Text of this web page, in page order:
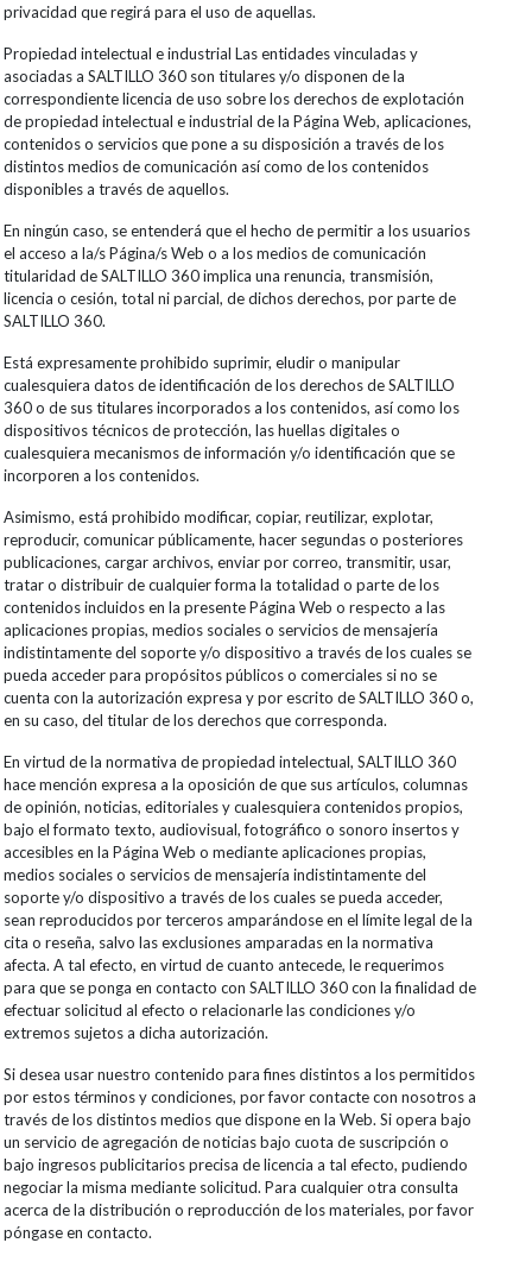
privacidad que regirá para el uso de aquellas.
Propiedad intelectual e industrial Las entidades vinculadas y
asociadas a SALTILLO 360 son titulares y/o disponen de la
correspondiente licencia de uso sobre los derechos de explotación
de propiedad intelectual e industrial de la Página Web, aplicaciones,
contenidos o servicios que pone a su disposición a través de los
distintos medios de comunicación así como de los contenidos
disponibles a través de aquellos.
En ningún caso, se entenderá que el hecho de permitir a los usuarios
el acceso a la/s Página/s Web o a los medios de comunicación
titularidad de SALTILLO 360 implica una renuncia, transmisión,
licencia o cesión, total ni parcial, de dichos derechos, por parte de
SALTILLO 360.
Está expresamente prohibido suprimir, eludir o manipular
cualesquiera datos de identificación de los derechos de SALTILLO
360 o de sus titulares incorporados a los contenidos, así como los
dispositivos técnicos de protección, las huellas digitales o
cualesquiera mecanismos de información y/o identificación que se
incorporen a los contenidos.
Asimismo, está prohibido modificar, copiar, reutilizar, explotar,
reproducir, comunicar públicamente, hacer segundas o posteriores
publicaciones, cargar archivos, enviar por correo, transmitir, usar,
tratar o distribuir de cualquier forma la totalidad o parte de los
contenidos incluidos en la presente Página Web o respecto a las
aplicaciones propias, medios sociales o servicios de mensajería
indistintamente del soporte y/o dispositivo a través de los cuales se
pueda acceder para propósitos públicos o comerciales si no se
cuenta con la autorización expresa y por escrito de SALTILLO 360 o,
en su caso, del titular de los derechos que corresponda.
En virtud de la normativa de propiedad intelectual, SALTILLO 360
hace mención expresa a la oposición de que sus artículos, columnas
de opinión, noticias, editoriales y cualesquiera contenidos propios,
bajo el formato texto, audiovisual, fotográfico o sonoro insertos y
accesibles en la Página Web o mediante aplicaciones propias,
medios sociales o servicios de mensajería indistintamente del
soporte y/o dispositivo a través de los cuales se pueda acceder,
sean reproducidos por terceros amparándose en el límite legal de la
cita o reseña, salvo las exclusiones amparadas en la normativa
afecta. A tal efecto, en virtud de cuanto antecede, le requerimos
para que se ponga en contacto con SALTILLO 360 con la finalidad de
efectuar solicitud al efecto o relacionarle las condiciones y/o
extremos sujetos a dicha autorización.
Si desea usar nuestro contenido para fines distintos a los permitidos
por estos términos y condiciones, por favor contacte con nosotros a
través de los distintos medios que dispone en la Web. Si opera bajo
un servicio de agregación de noticias bajo cuota de suscripción o
bajo ingresos publicitarios precisa de licencia a tal efecto, pudiendo
negociar la misma mediante solicitud. Para cualquier otra consulta
acerca de la distribución o reproducción de los materiales, por favor
póngase en contacto.